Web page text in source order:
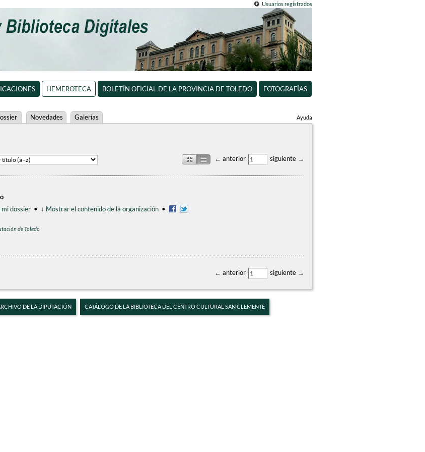
Usuarios registrados
HEMEROTECA BOLETÍN OFICIAL DE LA PROVINCIA DE TOLEDO FOTOGRAFÍAS
Ayuda
Novedades Galerías
← anterior siguiente →
dossier • ↓ Mostrar el contenido de la organización •
de Toledo
← anterior siguiente →
DE LA DIPUTACIÓN CATÁLOGO DE LA BIBLIOTECA DEL CENTRO CULTURAL SAN CLEMENTE